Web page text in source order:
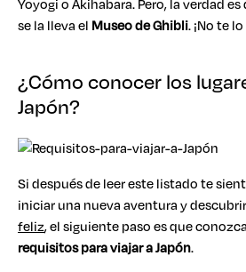
Yoyogi o Akihabara. Pero, la verdad
se la lleva el Museo de Ghibli. ¡No te
¿Cómo conocer los
Japón?
Si después de leer este listado te
iniciar una nueva aventura y
feliz, el siguiente paso es que
requisitos para viajar a Japón.